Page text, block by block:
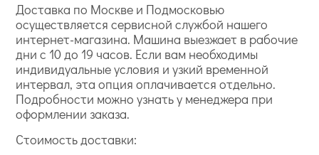
Доставка по Москве и Подмосковью
осуществляется сервисной службой нашего
интернет-магазина. Машина выезжает в рабочие
дни с 10 до 19 часов. Если вам необходимы
индивидуальные условия и узкий временной
интервал, эта опция оплачивается отдельно.
Подробности можно узнать у менеджера при
оформлении заказа.
Стоимость доставки: